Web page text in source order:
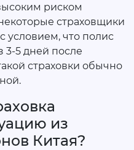
риском
страховщики
условием, что полис
3-5 дней после
страховки обычно
из
Китая?